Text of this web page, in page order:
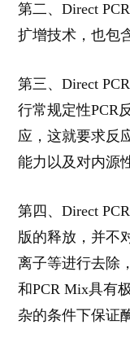
第二、Direct PCR
扩增技术，也包
第三、Direct PCR
行常规定性PCR
应，这就要求反
能力以及对内源
第四、Direct PCR
版的释放，并不
离子等进行去除
和PCR Mix具有
杂的条件下保证